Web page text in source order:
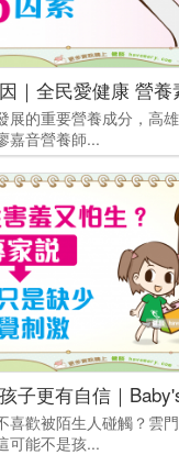
｜全民愛健康 營養
展的重要營養成分，高
嘉音營養師...
喜歡被陌生人碰觸？雲
可能不是孩...